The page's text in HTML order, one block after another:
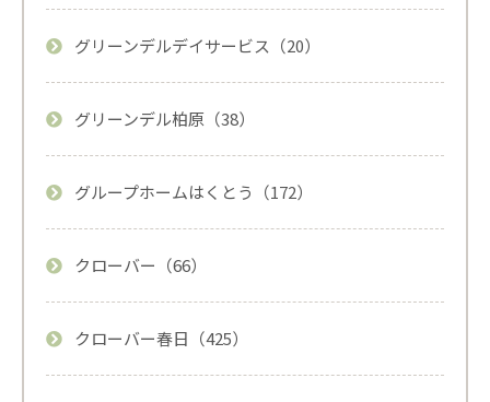
グリーンデルデイサービス（20）
グリーンデル柏原（38）
グループホームはくとう（172）
クローバー（66）
クローバー春日（425）